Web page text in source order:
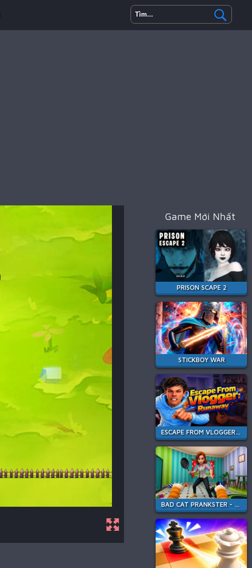
Game Mới Nhất
PRISON SCAPE 2
STICKBOY WAR
ESCAPE FROM VLOGGER: RUNAWAY
BAD CAT PRANKSTER - MOM IS RETURN